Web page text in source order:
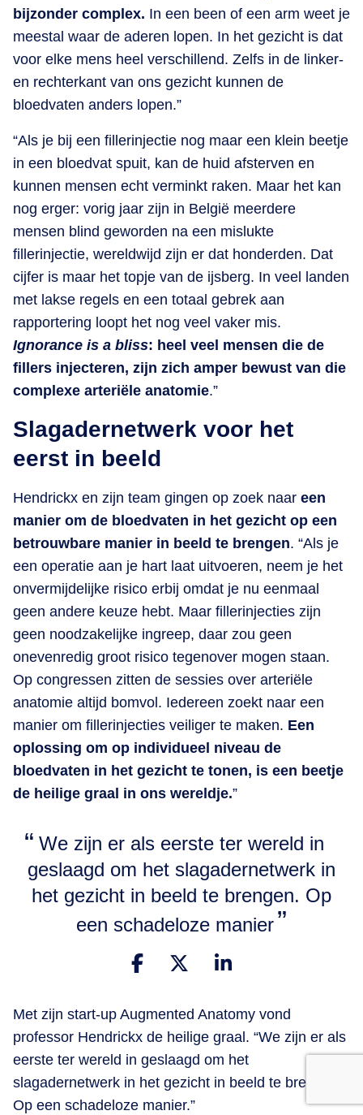
bijzonder complex. In een been of een arm weet je
meestal waar de aderen lopen. In het gezicht is dat
voor elke mens heel verschillend. Zelfs in de linker-
en rechterkant van ons gezicht kunnen de
bloedvaten anders lopen.”
“Als je bij een fillerinjectie nog maar een klein beetje
in een bloedvat spuit, kan de huid afsterven en
kunnen mensen echt verminkt raken. Maar het kan
nog erger: vorig jaar zijn in België meerdere
mensen blind geworden na een mislukte
fillerinjectie, wereldwijd zijn er dat honderden. Dat
cijfer is maar het topje van de ijsberg. In veel landen
met lakse regels en een totaal gebrek aan
rapportering loopt het nog veel vaker mis.
Ignorance is a bliss: heel veel mensen die de
fillers injecteren, zijn zich amper bewust van die
complexe arteriële anatomie.”
Slagadernetwerk voor het
eerst in beeld
Hendrickx en zijn team gingen op zoek naar een
manier om de bloedvaten in het gezicht op een
betrouwbare manier in beeld te brengen. “Als je
een operatie aan je hart laat uitvoeren, neem je het
onvermijdelijke risico erbij omdat je nu eenmaal
geen andere keuze hebt. Maar fillerinjecties zijn
geen noodzakelijke ingreep, daar zou geen
onevenredig groot risico tegenover mogen staan.
Op congressen zitten de sessies over arteriële
anatomie altijd bomvol. Iedereen zoekt naar een
manier om fillerinjecties veiliger te maken. Een
oplossing om op individueel niveau de
bloedvaten in het gezicht te tonen, is een beetje
de heilige graal in ons wereldje.”
We zijn er als eerste ter wereld in
geslaagd om het slagadernetwerk in
het gezicht in beeld te brengen. Op
een schadeloze manier
Met zijn start-up Augmented Anatomy vond
professor Hendrickx de heilige graal. “We zijn er als
eerste ter wereld in geslaagd om het
slagadernetwerk in het gezicht in beeld te brengen.
Op een schadeloze manier.”